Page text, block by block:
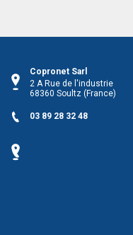
Copronet Sarl
2 A Rue de l'industrie
68360 Soultz (France)
03 89 28 32 48